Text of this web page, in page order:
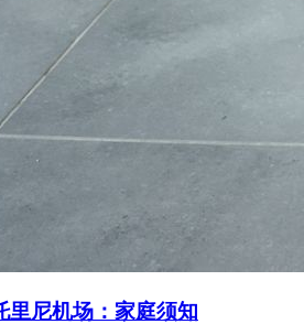
里尼机场：家庭须知